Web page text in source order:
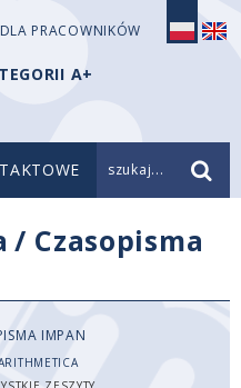
DLA PRACOWNIKÓW
A+
szukaj...
/ Czasopisma
IMPAN